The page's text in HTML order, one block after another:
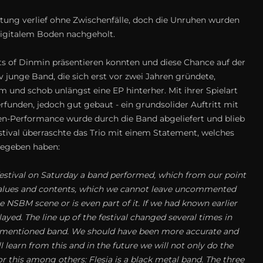
verlief ohne Zwischenfälle, doch die Unruhen wurden
Boden nachgeholt.
of Dinmin präsentieren konnten und diese Chance auf der
Band, die sich erst vor zwei Jahren gründete,
schob unlängst eine EP hinterher. Mit ihrer Spielart
jedoch gut gebaut - ein grundsolider Auftritt mit
Performance wurde durch die Band abgeliefert und blieb
überraschte das Trio mit einem Statement, welches
haben:
on Saturday a band performed, which from our point
and contents, which we cannot leave uncommented
scene or is even part of it. If we had known earlier
The line up of the festival changed several times in
band. We should have been more accurate and
learn from this and in the future we will not only do the
among others: Flesia is a black metal band. The three